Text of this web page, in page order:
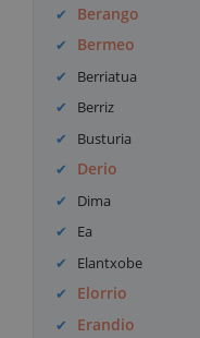
Berango
Bermeo
Berriatua
Berriz
Busturia
Derio
Dima
Ea
Elantxobe
Elorrio
Erandio